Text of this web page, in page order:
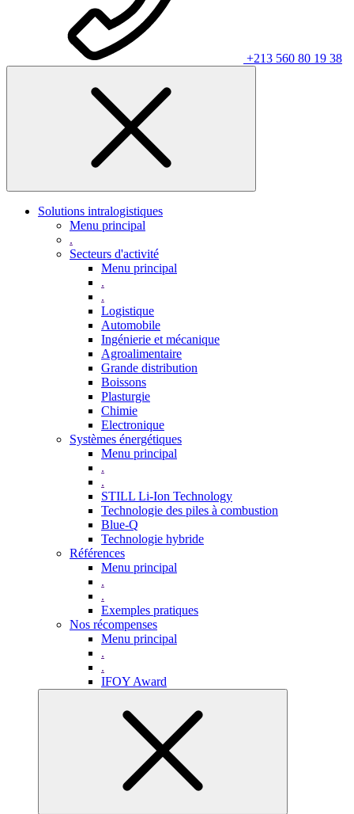
+213 560 80 19 38
Solutions intralogistiques
Menu principal
.
Secteurs d'activité
Menu principal
.
.
Logistique
Automobile
Ingénierie et mécanique
Agroalimentaire
Grande distribution
Boissons
Plasturgie
Chimie
Electronique
Systèmes énergétiques
Menu principal
.
.
STILL Li-Ion Technology
Technologie des piles à combustion
Blue-Q
Technologie hybride
Références
Menu principal
.
.
Exemples pratiques
Nos récompenses
Menu principal
.
.
IFOY Award